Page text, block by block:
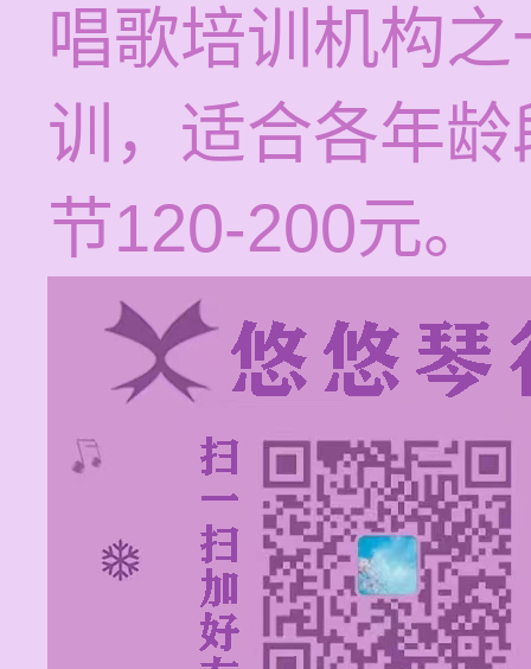
唱歌培训机构
训，适合各年
节120-200元。